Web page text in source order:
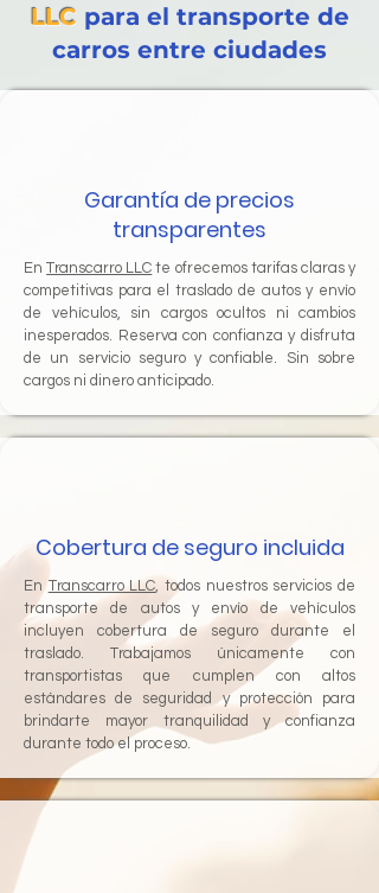
LLC para el transporte de
carros entre ciudades
Garantía de precios
transparentes
EnTranscarro LLC te ofrecemos tarifas claras y
competitivas para el traslado de autos y envío
de vehículos, sin cargos ocultos ni cambios
inesperados. Reserva con confianza y disfruta
de un servicio seguro y confiable. Sin sobre
cargos ni dinero anticipado.
Cobertura de seguro incluida
EnTranscarro LLC , todos nuestros servicios de
transporte de autos y envío de vehículos
incluyen cobertura de seguro durante el
traslado. Trabajamos únicamente con
transportistas que cumplen con altos
estándares de seguridad y protección para
brindarte mayor tranquilidad y confianza
durante todo el proceso.